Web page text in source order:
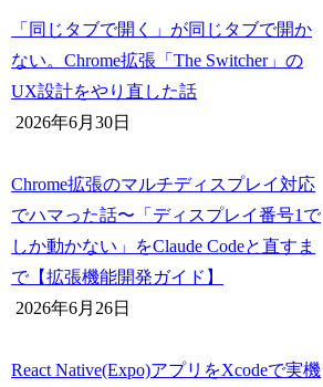
「同じタブで開く」が同じタブで開か
ない。Chrome拡張「The Switcher」の
UX設計をやり直した話
2026年6月30日
Chrome拡張のマルチディスプレイ対応
でハマった話〜「ディスプレイ番号1で
しか動かない」をClaude Codeと直すま
で【拡張機能開発ガイド】
2026年6月26日
React Native(Expo)アプリをXcodeで実機